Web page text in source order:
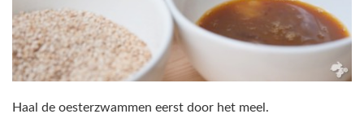
Haal de oesterzwammen eerst door het meel.